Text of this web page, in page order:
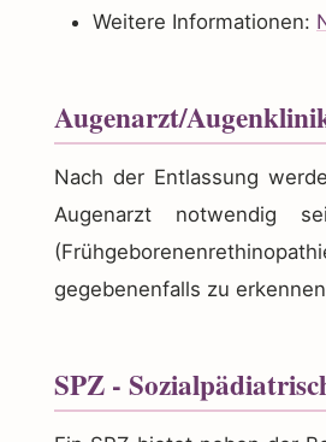
Weitere Informationen:
Augenarzt/
Nach der Entlassung
Augenarzt notwendig
gegebenenfalls zu
SPZ -